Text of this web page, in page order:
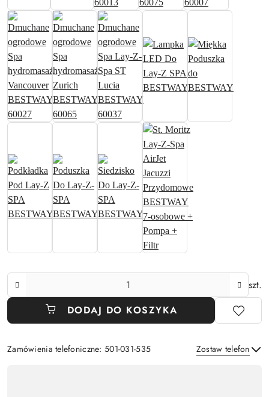
szt.
DODAJ DO KOSZYKA
Zamówienia telefoniczne: 501-031-535 Zostaw telefon